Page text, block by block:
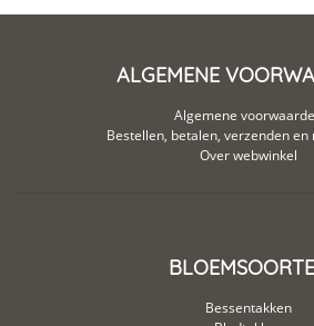
ALGEMENE
Algemene
Bestellen, betalen, verzenden
Over webwinkel
Bessentakken